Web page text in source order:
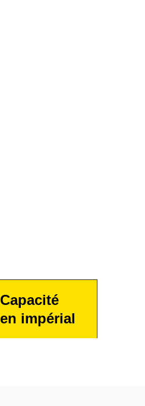
Capacité
en impérial